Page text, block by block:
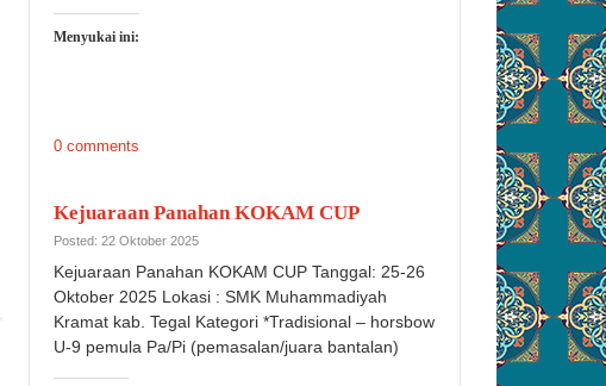
Menyukai ini:
0 comments
Kejuaraan Panahan KOKAM CUP
Posted: 22 Oktober 2025
Kejuaraan Panahan KOKAM CUP Tanggal: 25-26
Oktober 2025 Lokasi : SMK Muhammadiyah
Kramat kab. Tegal Kategori *Tradisional – horsbow
U-9 pemula Pa/Pi (pemasalan/juara bantalan)